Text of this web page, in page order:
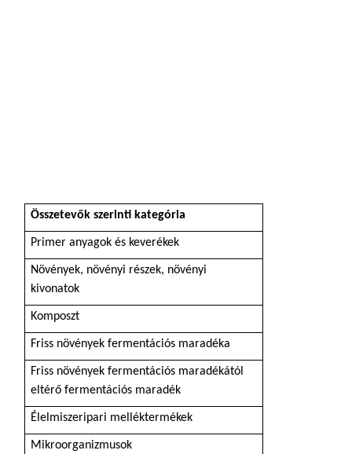
Összetevők szerinti kategória
Primer anyagok és keverékek
Növények, növényi részek, növényi
kivonatok
Komposzt
Friss növények fermentációs maradéka
Friss növények fermentációs maradékától
eltérő fermentációs maradék
Élelmiszeripari melléktermékek
Mikroorganizmusok